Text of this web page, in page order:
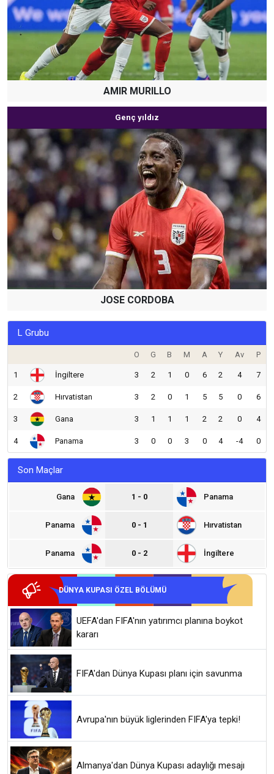
AMIR MURILLO
Genç yıldız
JOSE CORDOBA
L Grubu
O G B M A Y Av P
1 İngiltere 3 2 1 0 6 2 4 7
2 Hırvatistan 3 2 0 1 5 5 0 6
3 Gana 3 1 1 1 2 2 0 4
4 Panama 3 0 0 3 0 4 -4 0
Son Maçlar
Gana 1 - 0 Panama
Panama 0 - 1 Hırvatistan
Panama 0 - 2 İngiltere
DÜNYA KUPASI ÖZEL BÖLÜMÜ
UEFA'dan FIFA'nın yatırımcı planına boykot
kararı
FIFA'dan Dünya Kupası planı için savunma
Avrupa'nın büyük liglerinden FIFA'ya tepki!
Almanya'dan Dünya Kupası adaylığı mesajı